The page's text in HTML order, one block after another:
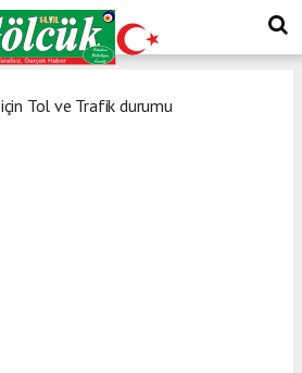
için Tol ve Trafik durumu